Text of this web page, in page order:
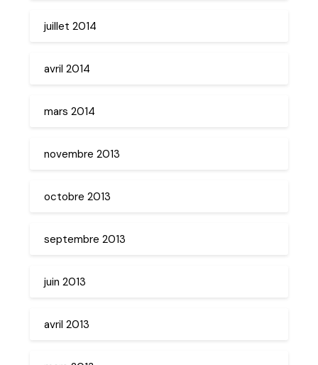
juillet 2014
avril 2014
mars 2014
novembre 2013
octobre 2013
septembre 2013
juin 2013
avril 2013